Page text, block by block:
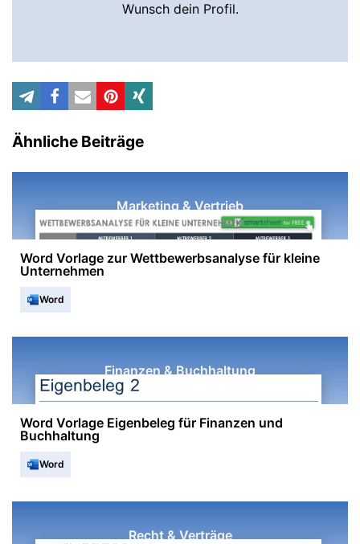
Wunsch dein Profil.
Ähnliche Beiträge
Marketing & Vertrieb
Word Vorlage zur Wettbewerbsanalyse für kleine
Unternehmen
Word
Finanzen & Buchhaltung
Word Vorlage Eigenbeleg für Finanzen und
Buchhaltung
Word
Recht & Verträge